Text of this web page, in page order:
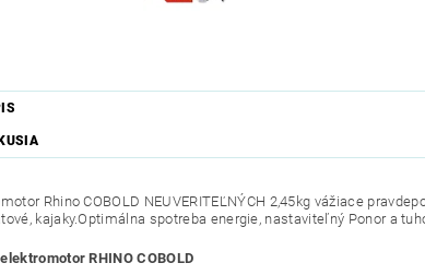
Rhino COBOLD NEUVERITEĽNÝCH 2,45kg vážiace
kajaky.Optimálna spotreba energie, nastaviteľný Ponor a
RHINO COBOLD